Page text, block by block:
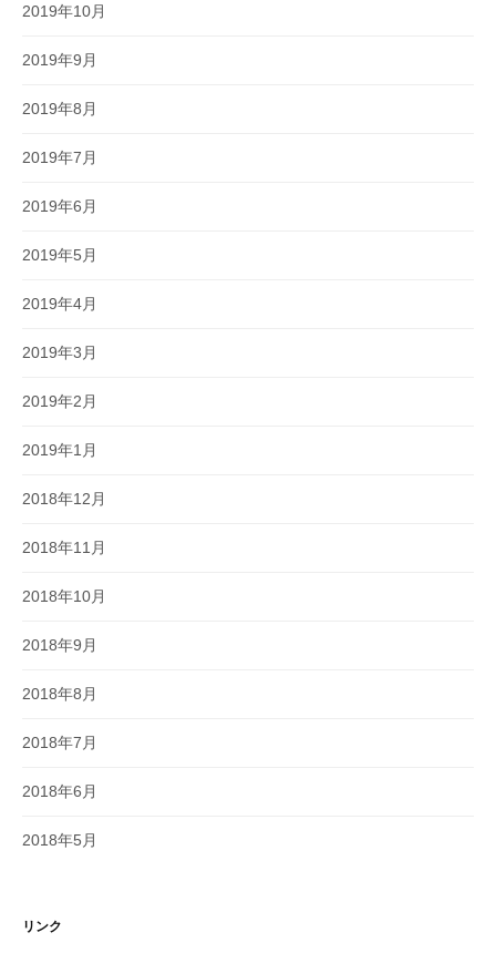
2019年10月
2019年9月
2019年8月
2019年7月
2019年6月
2019年5月
2019年4月
2019年3月
2019年2月
2019年1月
2018年12月
2018年11月
2018年10月
2018年9月
2018年8月
2018年7月
2018年6月
2018年5月
リンク